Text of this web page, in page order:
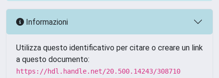
Informazioni
Utilizza questo identificativo per citare o creare un link
a questo documento:
https://hdl.handle.net/20.500.14243/308710